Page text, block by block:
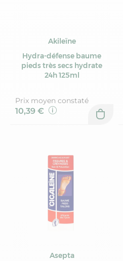
Akileïne
Hydra-défense baume
pieds très secs hydrate
24h 125ml
Prix moyen constaté
10,39 €
Asepta